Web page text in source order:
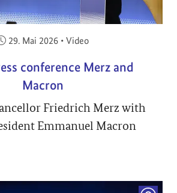
Veröffentlicht am:
29. Mai 2026 • Video
conference Merz and
Macron
Friedrich Merz with
Emmanuel Macron